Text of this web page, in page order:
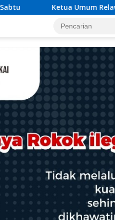
Peduli Rakyat Lintas Batas